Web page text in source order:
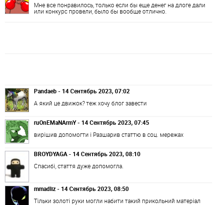
Мне все понравилось, только если бы еще денег на длоге дали
или конкурс провели, было бы вообще отлично.
Pandaeb - 14 Сентябрь 2023, 07:02
А який це движок? теж хочу блог завести
ruOnEMaNArmY - 14 Сентябрь 2023, 07:45
вирішив допомогти і Разшарив статтю в соц. мережах
BROYDYAGA - 14 Сентябрь 2023, 08:10
Спасибі, стаття дуже допомогла.
mmadliz - 14 Сентябрь 2023, 08:50
Тільки золоті руки могли набити такий прикольний матеріал